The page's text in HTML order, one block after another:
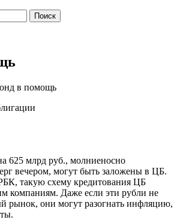
в помощь
625 млрд руб., молниеносно
вечером, могут быть заложены в ЦБ.
такую схему кредитования ЦБ
компаниям. Даже если эти рубли не
рынок, они могут разогнать инфляцию,